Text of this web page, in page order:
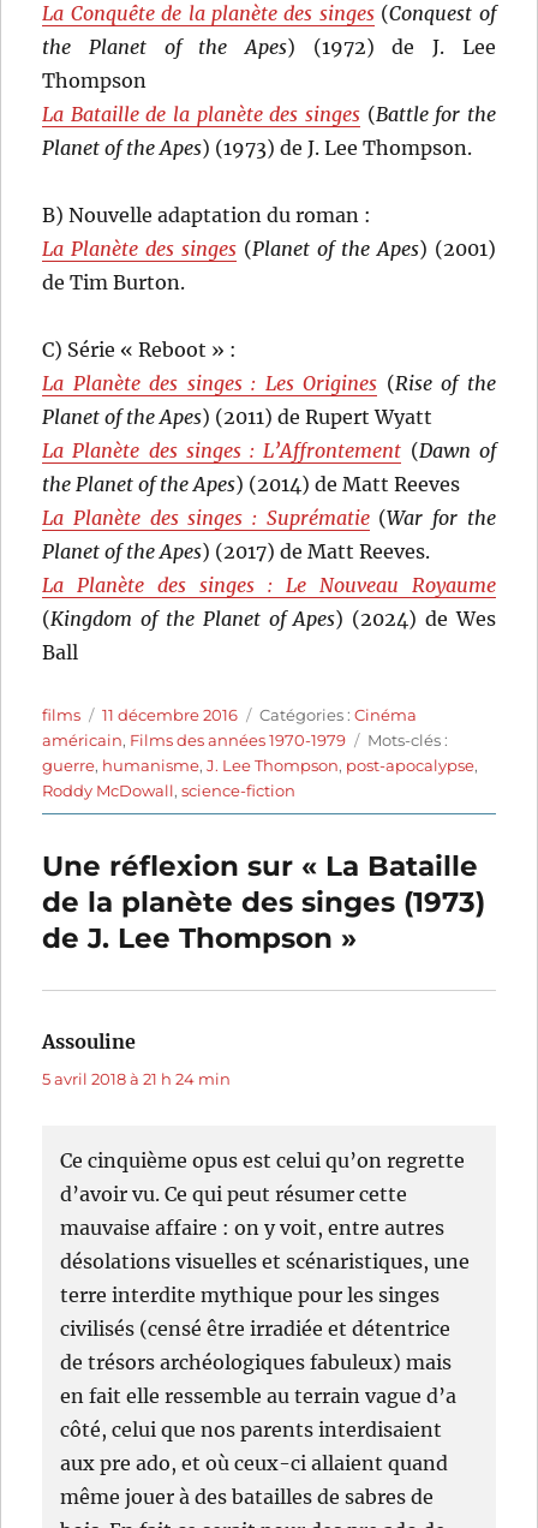
La Conquête de la planète des singes(Conquest of
the Planet of the Apes) (1972) de J. Lee
Thompson
La Bataille de la planète des singes(Battle for the
Planet of the Apes) (1973) de J. Lee Thompson.
B) Nouvelle adaptation du roman :
La Planète des singes (Planet of the Apes) (2001)
de Tim Burton.
C) Série « Reboot » :
La Planète des singes : Les Origines (Rise of the
Planet of the Apes) (2011) de Rupert Wyatt
La Planète des singes : L’Affrontement (Dawn of
the Planet of the Apes) (2014) de Matt Reeves
La Planète des singes : Suprématie(War for the
Planet of the Apes) (2017) de Matt Reeves.
La Planète des singes : Le Nouveau Royaume
(Kingdom of the Planet of Apes) (2024) de Wes
Ball
Auteur
films
Publié
le
11 décembre 2016 Catégories
Catégories :Cinéma
américain, Films des années 1970-1979 Étiquettes
Mots-clés :
guerre, humanisme,J. Lee Thompson, post-apocalypse,
Roddy McDowall,science-fiction
Une réflexion sur « La Bataille
de la planète des singes (1973)
de J. Lee Thompson »
Assouline
5 avril 2018 à 21 h 24 min
Ce cinquième opus est celui qu’on regrette
d’avoir vu. Ce qui peut résumer cette
mauvaise affaire : on y voit, entre autres
désolations visuelles et scénaristiques, une
terre interdite mythique pour les singes
civilisés (censé être irradiée et détentrice
de trésors archéologiques fabuleux) mais
en fait elle ressemble au terrain vague d’a
côté, celui que nos parents interdisaient
aux pre ado, et où ceux-ci allaient quand
même jouer à des batailles de sabres de